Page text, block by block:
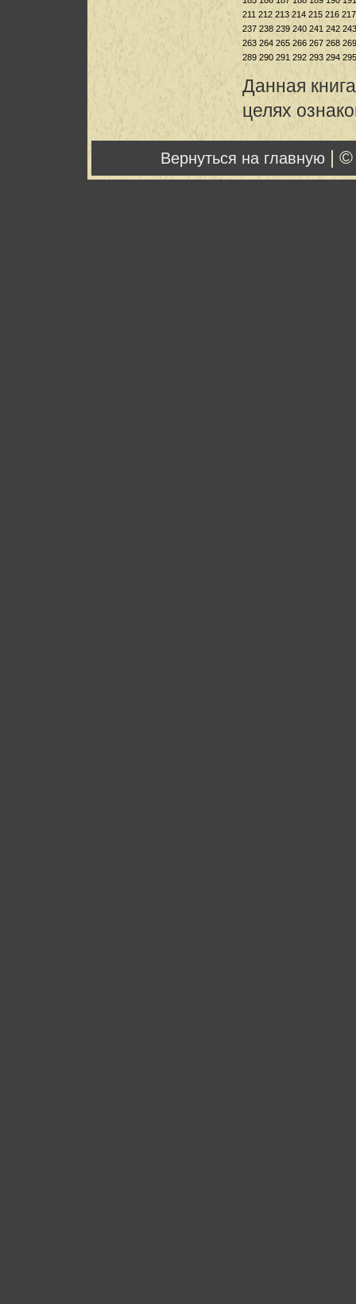
211 212 213 214 215 216 217
237 238 239 240 241 242 243
263 264 265 266 267 268 269
289 290 291 292 293 294 295
Данная
целях
Вернуться на главную |